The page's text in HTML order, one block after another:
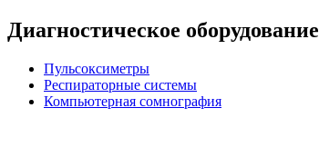
Диагностическое оборудование
Пульсоксиметры
Респираторные системы
Компьютерная сомнография